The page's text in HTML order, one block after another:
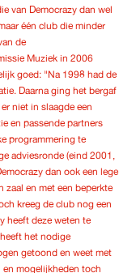
van Democrazy dan wel
één club die minder
de
Muziek in 2006
goed: "Na 1998 had de
Daarna ging het bergaf
niet in slaagde een
en passende partners
programmering te
adviesronde (eind 2001,
dan ook een lege
zaal en met een beperkte
kreeg de club nog een
heeft deze weten te
het nodige
getoond en weet met
en mogelijkheden toch